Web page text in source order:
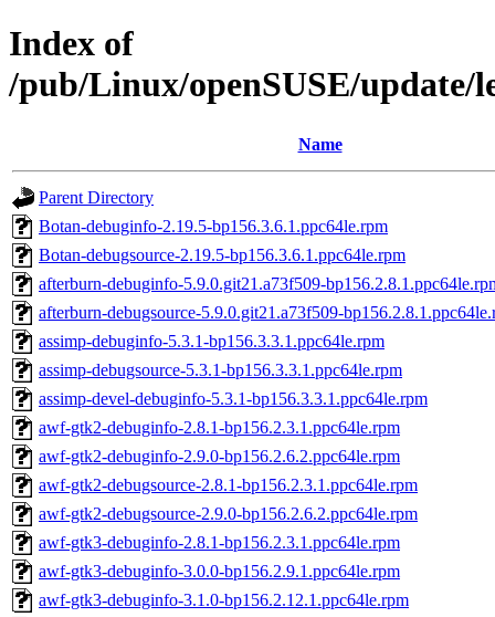
Index of
/pub/Linux/openSUSE/update/
Name
Parent Directory
Botan-debuginfo-2.19.5-bp156.3.6.1.ppc64le.rpm
Botan-debugsource-2.19.5-bp156.3.6.1.ppc64le.rpm
afterburn-debuginfo-5.9.0.git21.a73f509-
afterburn-debugsource-5.9.0.git21.a73f509-
assimp-debuginfo-5.3.1-bp156.3.3.1.ppc64le.rpm
assimp-debugsource-5.3.1-bp156.3.3.1.ppc64le.rpm
assimp-devel-debuginfo-5.3.1-bp156.3.3.1.ppc64le.rpm
awf-gtk2-debuginfo-2.8.1-bp156.2.3.1.ppc64le.rpm
awf-gtk2-debuginfo-2.9.0-bp156.2.6.2.ppc64le.rpm
awf-gtk2-debugsource-2.8.1-bp156.2.3.1.ppc64le.rpm
awf-gtk2-debugsource-2.9.0-bp156.2.6.2.ppc64le.rpm
awf-gtk3-debuginfo-2.8.1-bp156.2.3.1.ppc64le.rpm
awf-gtk3-debuginfo-3.0.0-bp156.2.9.1.ppc64le.rpm
awf-gtk3-debuginfo-3.1.0-bp156.2.12.1.ppc64le.rpm